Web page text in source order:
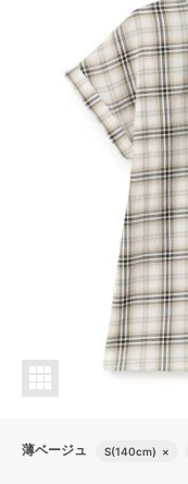
薄ベージュ S(140cm) ×